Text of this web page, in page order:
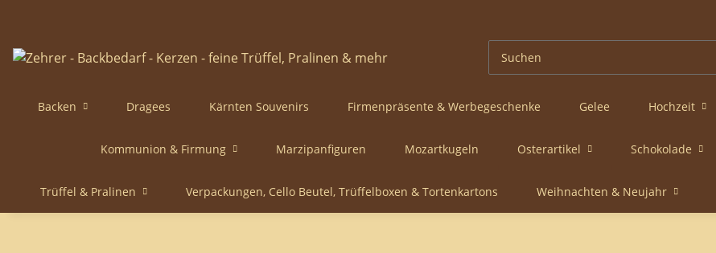
Backen Dragees Kärnten Souvenirs Firmenpräsente & Werbegeschenke Gelee Hochzeit
Kommunion & Firmung Marzipanfiguren Mozartkugeln Osterartikel Schokolade
Trüffel & Pralinen Verpackungen, Cello Beutel, Trüffelboxen & Tortenkartons Weihnachten & Neujahr